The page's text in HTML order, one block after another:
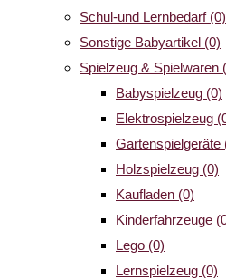
Schul-und Lernbedarf (0)
Sonstige Babyartikel (0)
Spielzeug & Spielwaren
Babyspielzeug (0)
Elektrospielzeug
Gartenspielgeräte
Holzspielzeug (0)
Kaufladen (0)
Kinderfahrzeuge
Lego (0)
Lernspielzeug (0)